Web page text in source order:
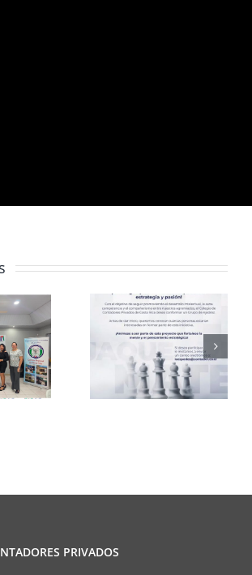
de
CCPCR
Informa
PRIVADOS